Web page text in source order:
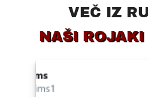
VEČ IZ
NAŠI ROJAKI